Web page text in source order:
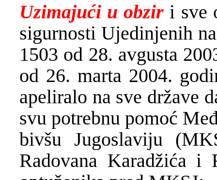
Uzimajući u obzir i sve
sigurnosti Ujedinjenih
1503 od 28. avgusta
od 26. marta 2004.
apeliralo na sve države
svu potrebnu pomoć
bivšu Jugoslaviju
Radovana Karadžića